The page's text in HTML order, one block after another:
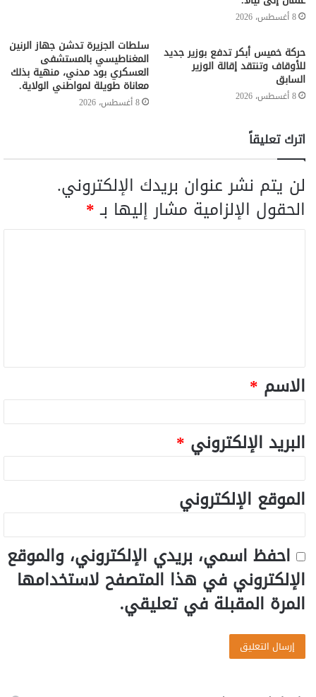
8 أغسطس، 2026
حركة خميس أبكر تدفع بوزير جديد
للأوقاف وتنتقد إقالة الوزير
السابق
8 أغسطس، 2026
سلطات الجزيرة تدشن جهاز الرنين
المغناطيسي بالمستشفى
العسكري بود مدني، منهية بذلك
معاناة طويلة لمواطني الولاية.
8 أغسطس، 2026
اترك تعليقاً
لن يتم نشر عنوان بريدك الإلكتروني.
الحقول الإلزامية مشار إليها بـ*
الاسم *
البريد الإلكتروني *
الموقع الإلكتروني
احفظ اسمي، بريدي الإلكتروني، والموقع
الإلكتروني في هذا المتصفح لاستخدامها
المرة المقبلة في تعليقي.